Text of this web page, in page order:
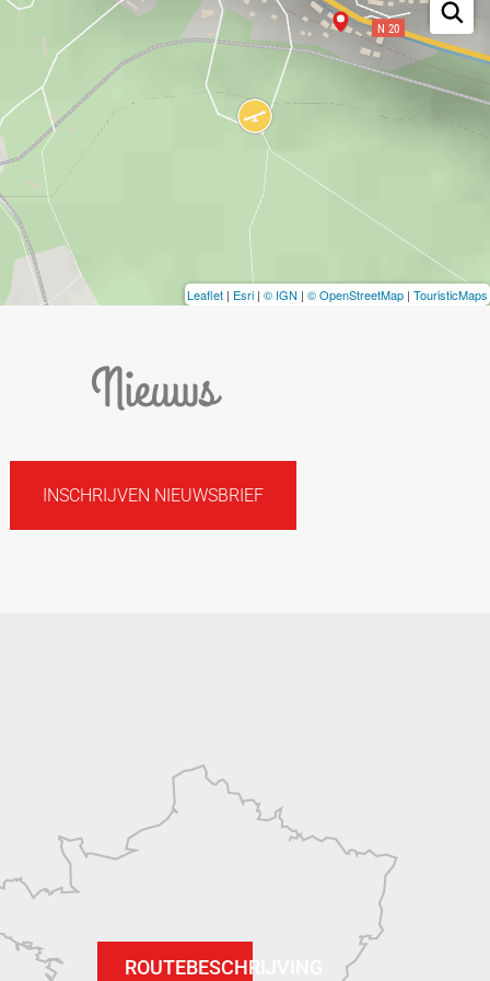
Leaflet | Esri | © IGN | © OpenStreetMap | TouristicMaps
Nieuws
INSCHRIJVEN NIEUWSBRIEF
ROUTEBESCHRIJVING